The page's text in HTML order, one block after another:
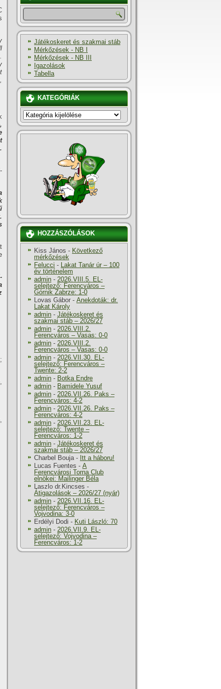
Játékoskeret és szakmai stáb
Mérkőzések - NB I
Mérkőzések - NB III
Igazolások
Tabella
KATEGÓRIÁK
KATEGÓRIÁK
HOZZÁSZÓLÁSOK
Kiss János - Következő
mérkőzések
Felucci - Lakat Tanár úr – 100
év történelem
admin - 2026.VIII.5. EL-
selejtező: Ferencváros –
Górnik Zabrze: 1-0
Lovas Gábor - Anekdoták: dr.
Lakat Károly
admin - Játékoskeret és
szakmai stáb – 2026/27
admin - 2026.VIII.2.
Ferencváros – Vasas: 0-0
admin - 2026.VIII.2.
Ferencváros – Vasas: 0-0
admin - 2026.VII.30. EL-
selejtező: Ferencváros –
Twente: 2-2
admin - Botka Endre
admin - Bamidele Yusuf
admin - 2026.VII.26. Paks –
Ferencváros: 4-2
admin - 2026.VII.26. Paks –
Ferencváros: 4-2
admin - 2026.VII.23. EL-
selejtező: Twente –
Ferencváros: 1-2
admin - Játékoskeret és
szakmai stáb – 2026/27
Charbel Bouja- Itt a háboru!
Lucas Fuentes - A
Ferencvárosi Torna Club
elnökei: Mailinger Béla
Laszlo dr.Kincses -
Átigazolások – 2026/27 (nyár)
admin - 2026.VII.16. EL-
selejtező: Ferencváros –
Vojvodina: 3-0
Erdélyi Dodi - Kuti László: 70
admin - 2026.VII.9. EL-
selejtező: Vojvodina –
Ferencváros: 1-2